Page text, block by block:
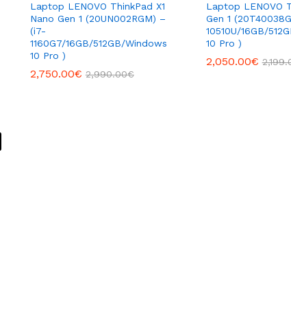
Laptop LENOVO ThinkPad X1
Nano Gen 1 (20UN002RGM) –
(i7-
1160G7/16GB/512GB/Windows
10 Pro )
2,750.00€ 2,990.00€
Laptop LENOVO
Gen 1
10510U/16GB/
10 Pro )
2,050.00€